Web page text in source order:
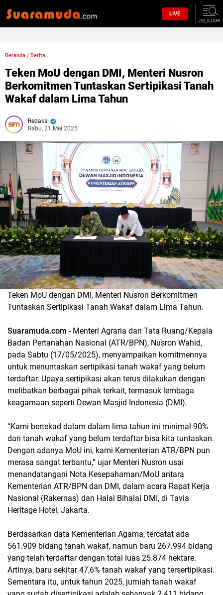
LIVE
JELAJAHI
Beranda / Berita
Teken MoU dengan DMI, Menteri Nusron
Berkomitmen Tuntaskan Sertipikasi Tanah
Wakaf dalam Lima Tahun
Redaksi
Rabu, 21 Mei 2025
Teken MoU dengan DMI, Menteri Nusron Berkomitmen
Tuntaskan Sertipikasi Tanah Wakaf dalam Lima Tahun.
Suaramuda.com - Menteri Agraria dan Tata Ruang/Kepala
Badan Pertanahan Nasional (ATR/BPN), Nusron Wahid,
pada Sabtu (17/05/2025), menyampaikan komitmennya
untuk menuntaskan sertipikasi tanah wakaf yang belum
terdaftar. Upaya sertipikasi akan terus dilakukan dengan
melibatkan berbagai pihak terkait, termasuk lembaga
keagamaan seperti Dewan Masjid Indonesia (DMI).
“Kami bertekad dalam dalam lima tahun ini minimal 90%
dari tanah wakaf yang belum terdaftar bisa kita tuntaskan.
Dengan adanya MoU ini, kami Kementerian ATR/BPN pun
merasa sangat terbantu,” ujar Menteri Nusron usai
menandatangani Nota Kesepahaman/MoU antara
Kementerian ATR/BPN dan DMI, dalam acara Rapat Kerja
Nasional (Rakernas) dan Halal Bihalal DMI, di Tavia
Heritage Hotel, Jakarta.
Berdasarkan data Kementerian Agama, tercatat ada
561.909 bidang tanah wakaf, namun baru 267.994 bidang
yang telah terdaftar dengan total luas 25.874 hektare.
Artinya, baru sekitar 47,6% tanah wakaf yang tersertipikasi.
Sementara itu, untuk tahun 2025, jumlah tanah wakaf